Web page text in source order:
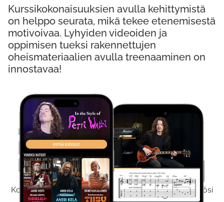
Kokeile Ilmaiseksi
Kokeilemalla ilmaiseksi saat koko sisältömme käyttöösi
Kurssikokonaisuuksien avulla kehittymistä
on helppo seurata, mikä tekee etenemisestä
motivoivaa. Lyhyiden videoiden ja
oppimisen tueksi rakennettujen
oheismateriaalien avulla treenaaminen on
innostavaa!